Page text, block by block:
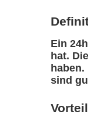
Ein
hat.
sind